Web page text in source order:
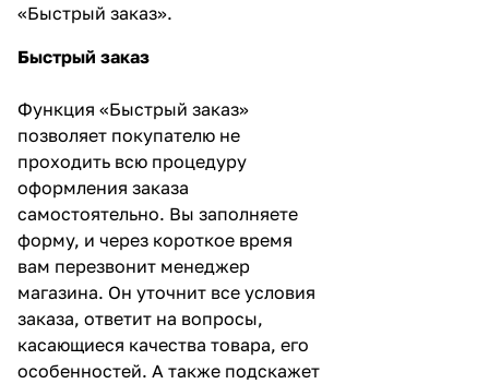
«Быстрый заказ».
Быстрый заказ
Функция «Быстрый заказ»
позволяет покупателю не
проходить всю процедуру
оформления заказа
самостоятельно. Вы заполняете
форму, и через короткое время
вам перезвонит менеджер
магазина. Он уточнит все условия
заказа, ответит на вопросы,
касающиеся качества товара, его
особенностей. А также подскажет